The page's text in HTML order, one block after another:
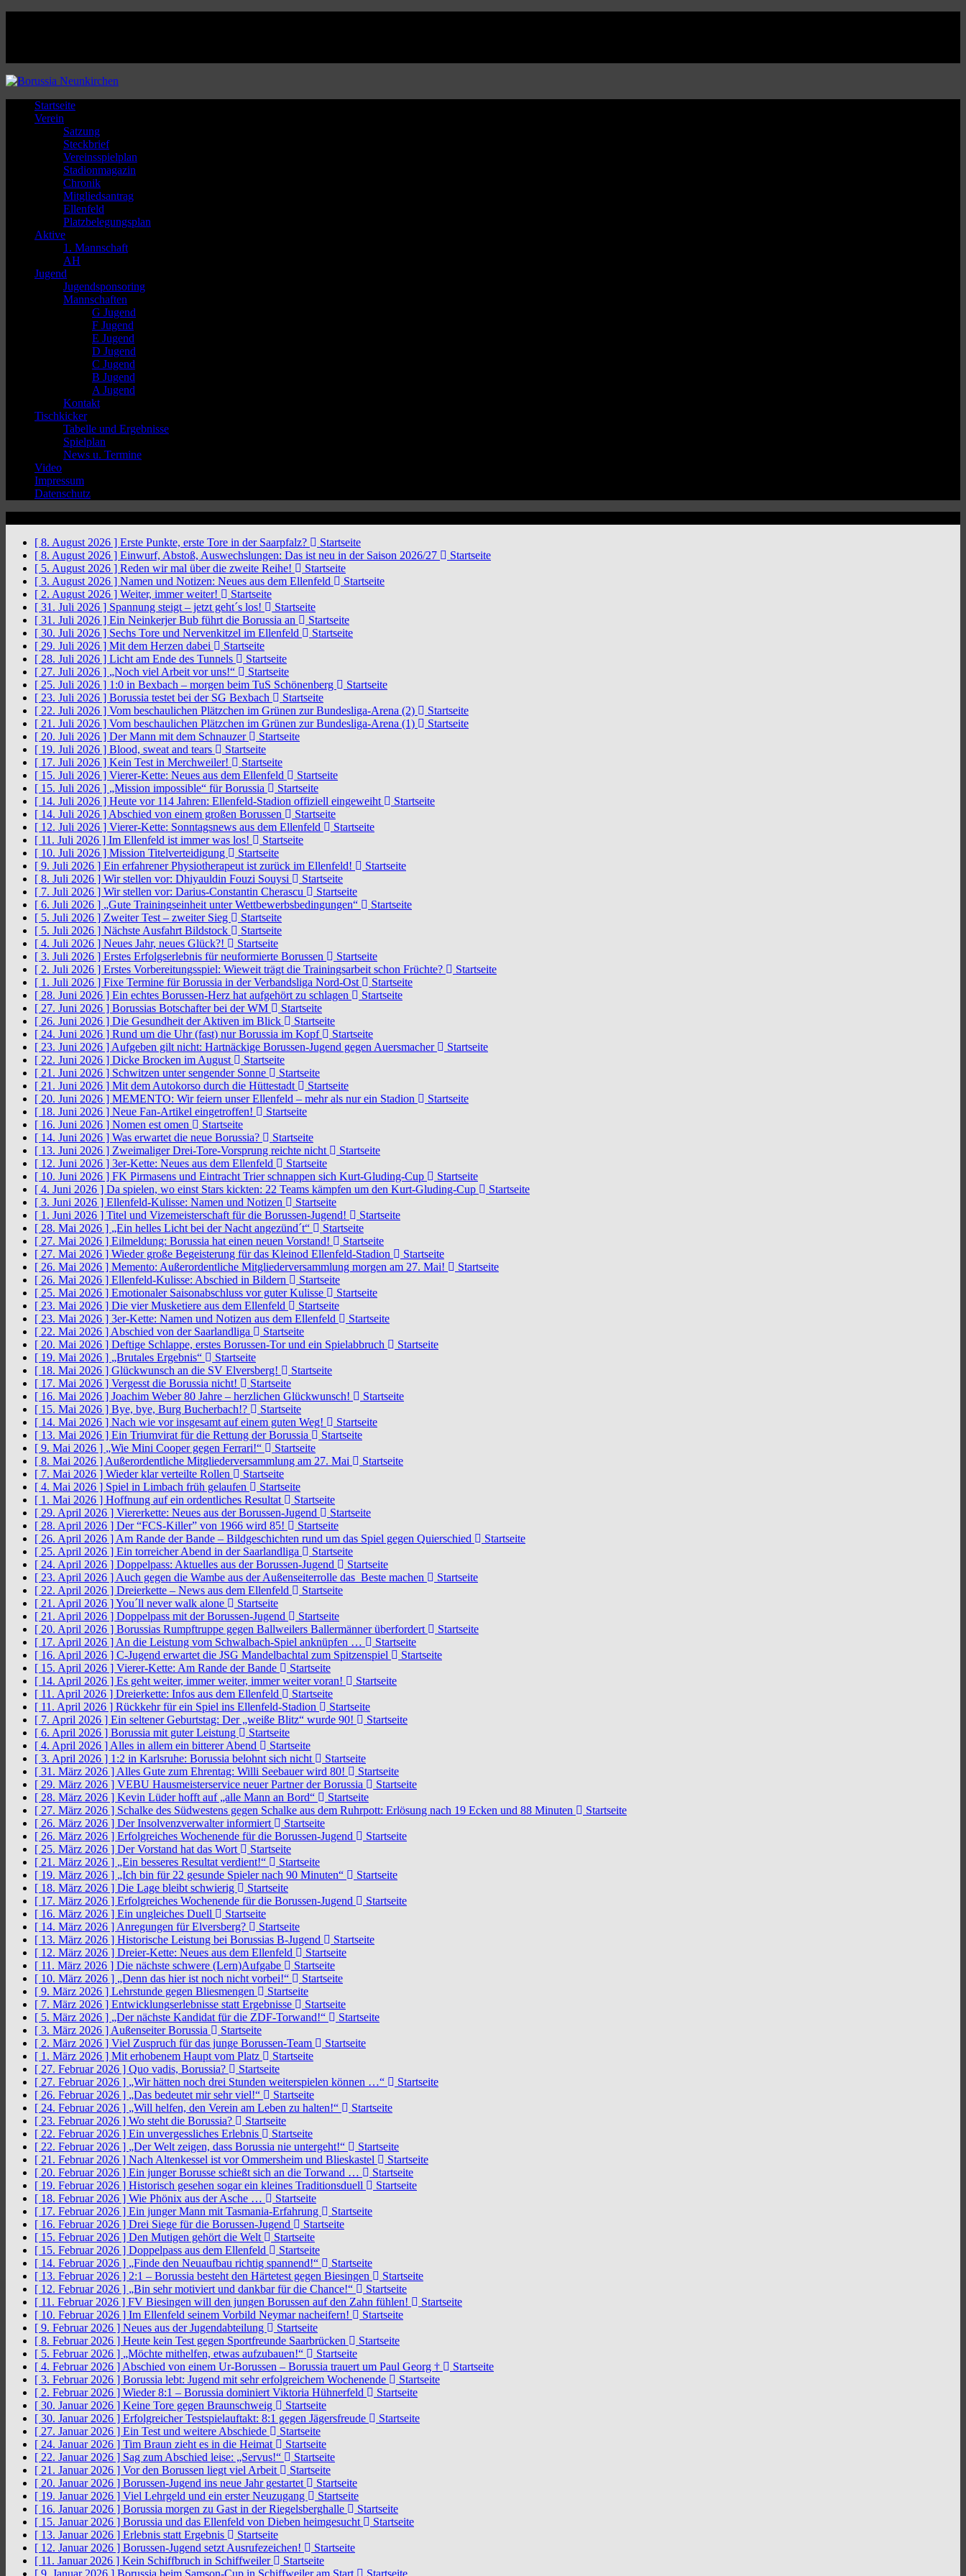
Startseite
Verein
Satzung
Steckbrief
Vereinsspielplan
Stadionmagazin
Chronik
Mitgliedsantrag
Ellenfeld
Platzbelegungsplan
Aktive
1. Mannschaft
AH
Jugend
Jugendsponsoring
Mannschaften
G Jugend
F Jugend
E Jugend
D Jugend
C Jugend
B Jugend
A Jugend
Kontakt
Tischkicker
Tabelle und Ergebnisse
Spielplan
News u. Termine
Video
Impressum
Datenschutz
[ 8. August 2026 ] Erste Punkte, erste Tore in der Saarpfalz?
Startseite
[ 8. August 2026 ] Einwurf, Abstoß, Auswechslungen: Das ist neu in der Saison 2026/27
Startseite
[ 5. August 2026 ] Reden wir mal über die zweite Reihe!
Startseite
[ 3. August 2026 ] Namen und Notizen: Neues aus dem Ellenfeld
Startseite
[ 2. August 2026 ] Weiter, immer weiter!
Startseite
[ 31. Juli 2026 ] Spannung steigt – jetzt geht´s los!
Startseite
[ 31. Juli 2026 ] Ein Neinkerjer Bub führt die Borussia an
Startseite
[ 30. Juli 2026 ] Sechs Tore und Nervenkitzel im Ellenfeld
Startseite
[ 29. Juli 2026 ] Mit dem Herzen dabei
Startseite
[ 28. Juli 2026 ] Licht am Ende des Tunnels
Startseite
[ 27. Juli 2026 ] „Noch viel Arbeit vor uns!“
Startseite
[ 25. Juli 2026 ] 1:0 in Bexbach – morgen beim TuS Schönenberg
Startseite
[ 23. Juli 2026 ] Borussia testet bei der SG Bexbach
Startseite
[ 22. Juli 2026 ] Vom beschaulichen Plätzchen im Grünen zur Bundesliga-Arena (2)
Startseite
[ 21. Juli 2026 ] Vom beschaulichen Plätzchen im Grünen zur Bundesliga-Arena (1)
Startseite
[ 20. Juli 2026 ] Der Mann mit dem Schnauzer
Startseite
[ 19. Juli 2026 ] Blood, sweat and tears
Startseite
[ 17. Juli 2026 ] Kein Test in Merchweiler!
Startseite
[ 15. Juli 2026 ] Vierer-Kette: Neues aus dem Ellenfeld
Startseite
[ 15. Juli 2026 ] „Mission impossible“ für Borussia
Startseite
[ 14. Juli 2026 ] Heute vor 114 Jahren: Ellenfeld-Stadion offiziell eingeweiht
Startseite
[ 14. Juli 2026 ] Abschied von einem großen Borussen
Startseite
[ 12. Juli 2026 ] Vierer-Kette: Sonntagsnews aus dem Ellenfeld
Startseite
[ 11. Juli 2026 ] Im Ellenfeld ist immer was los!
Startseite
[ 10. Juli 2026 ] Mission Titelverteidigung
Startseite
[ 9. Juli 2026 ] Ein erfahrener Physiotherapeut ist zurück im Ellenfeld!
Startseite
[ 8. Juli 2026 ] Wir stellen vor: Dhiyauldin Fouzi Souysi
Startseite
[ 7. Juli 2026 ] Wir stellen vor: Darius-Constantin Cherascu
Startseite
[ 6. Juli 2026 ] „Gute Trainingseinheit unter Wettbewerbsbedingungen“
Startseite
[ 5. Juli 2026 ] Zweiter Test – zweiter Sieg
Startseite
[ 5. Juli 2026 ] Nächste Ausfahrt Bildstock
Startseite
[ 4. Juli 2026 ] Neues Jahr, neues Glück?!
Startseite
[ 3. Juli 2026 ] Erstes Erfolgserlebnis für neuformierte Borussen
Startseite
[ 2. Juli 2026 ] Erstes Vorbereitungsspiel: Wieweit trägt die Trainingsarbeit schon Früchte?
Startseite
[ 1. Juli 2026 ] Fixe Termine für Borussia in der Verbandsliga Nord-Ost
Startseite
[ 28. Juni 2026 ] Ein echtes Borussen-Herz hat aufgehört zu schlagen
Startseite
[ 27. Juni 2026 ] Borussias Botschafter bei der WM
Startseite
[ 26. Juni 2026 ] Die Gesundheit der Aktiven im Blick
Startseite
[ 24. Juni 2026 ] Rund um die Uhr (fast) nur Borussia im Kopf
Startseite
[ 23. Juni 2026 ] Aufgeben gilt nicht: Hartnäckige Borussen-Jugend gegen Auersmacher
Startseite
[ 22. Juni 2026 ] Dicke Brocken im August
Startseite
[ 21. Juni 2026 ] Schwitzen unter sengender Sonne
Startseite
[ 21. Juni 2026 ] Mit dem Autokorso durch die Hüttestadt
Startseite
[ 20. Juni 2026 ] MEMENTO: Wir feiern unser Ellenfeld – mehr als nur ein Stadion
Startseite
[ 18. Juni 2026 ] Neue Fan-Artikel eingetroffen!
Startseite
[ 16. Juni 2026 ] Nomen est omen
Startseite
[ 14. Juni 2026 ] Was erwartet die neue Borussia?
Startseite
[ 13. Juni 2026 ] Zweimaliger Drei-Tore-Vorsprung reichte nicht
Startseite
[ 12. Juni 2026 ] 3er-Kette: Neues aus dem Ellenfeld
Startseite
[ 10. Juni 2026 ] FK Pirmasens und Eintracht Trier schnappen sich Kurt-Gluding-Cup
Startseite
[ 4. Juni 2026 ] Da spielen, wo einst Stars kickten: 22 Teams kämpfen um den Kurt-Gluding-Cup
Startseite
[ 3. Juni 2026 ] Ellenfeld-Kulisse: Namen und Notizen
Startseite
[ 1. Juni 2026 ] Titel und Vizemeisterschaft für die Borussen-Jugend!
Startseite
[ 28. Mai 2026 ] „Ein helles Licht bei der Nacht angezünd´t“
Startseite
[ 27. Mai 2026 ] Eilmeldung: Borussia hat einen neuen Vorstand!
Startseite
[ 27. Mai 2026 ] Wieder große Begeisterung für das Kleinod Ellenfeld-Stadion
Startseite
[ 26. Mai 2026 ] Memento: Außerordentliche Mitgliederversammlung morgen am 27. Mai!
Startseite
[ 26. Mai 2026 ] Ellenfeld-Kulisse: Abschied in Bildern
Startseite
[ 25. Mai 2026 ] Emotionaler Saisonabschluss vor guter Kulisse
Startseite
[ 23. Mai 2026 ] Die vier Musketiere aus dem Ellenfeld
Startseite
[ 23. Mai 2026 ] 3er-Kette: Namen und Notizen aus dem Ellenfeld
Startseite
[ 22. Mai 2026 ] Abschied von der Saarlandliga
Startseite
[ 20. Mai 2026 ] Deftige Schlappe, erstes Borussen-Tor und ein Spielabbruch
Startseite
[ 19. Mai 2026 ] „Brutales Ergebnis“
Startseite
[ 18. Mai 2026 ] Glückwunsch an die SV Elversberg!
Startseite
[ 17. Mai 2026 ] Vergesst die Borussia nicht!
Startseite
[ 16. Mai 2026 ] Joachim Weber 80 Jahre – herzlichen Glückwunsch!
Startseite
[ 15. Mai 2026 ] Bye, bye, Burg Bucherbach!?
Startseite
[ 14. Mai 2026 ] Nach wie vor insgesamt auf einem guten Weg!
Startseite
[ 13. Mai 2026 ] Ein Triumvirat für die Rettung der Borussia
Startseite
[ 9. Mai 2026 ] „Wie Mini Cooper gegen Ferrari!“
Startseite
[ 8. Mai 2026 ] Außerordentliche Mitgliederversammlung am 27. Mai
Startseite
[ 7. Mai 2026 ] Wieder klar verteilte Rollen
Startseite
[ 4. Mai 2026 ] Spiel in Limbach früh gelaufen
Startseite
[ 1. Mai 2026 ] Hoffnung auf ein ordentliches Resultat
Startseite
[ 29. April 2026 ] Viererkette: Neues aus der Borussen-Jugend
Startseite
[ 28. April 2026 ] Der “FCS-Killer” von 1966 wird 85!
Startseite
[ 26. April 2026 ] Am Rande der Bande – Bildgeschichten rund um das Spiel gegen Quierschied
Startseite
[ 25. April 2026 ] Ein torreicher Abend in der Saarlandliga
Startseite
[ 24. April 2026 ] Doppelpass: Aktuelles aus der Borussen-Jugend
Startseite
[ 23. April 2026 ] Auch gegen die Wambe aus der Außenseiterrolle das Beste machen
Startseite
[ 22. April 2026 ] Dreierkette – News aus dem Ellenfeld
Startseite
[ 21. April 2026 ]You´ll never walk alone
Startseite
[ 21. April 2026 ] Doppelpass mit der Borussen-Jugend
Startseite
[ 20. April 2026 ] Borussias Rumpftruppe gegen Ballweilers Ballermänner überfordert
Startseite
[ 17. April 2026 ] An die Leistung vom Schwalbach-Spiel anknüpfen …
Startseite
[ 16. April 2026 ] C-Jugend erwartet die JSG Mandelbachtal zum Spitzenspiel
Startseite
[ 15. April 2026 ] Vierer-Kette: Am Rande der Bande
Startseite
[ 14. April 2026 ] Es geht weiter, immer weiter, immer weiter voran!
Startseite
[ 11. April 2026 ] Dreierkette: Infos aus dem Ellenfeld
Startseite
[ 11. April 2026 ] Rückkehr für ein Spiel ins Ellenfeld-Stadion
Startseite
[ 7. April 2026 ] Ein seltener Geburtstag: Der „weiße Blitz“ wurde 90!
Startseite
[ 6. April 2026 ] Borussia mit guter Leistung
Startseite
[ 4. April 2026 ] Alles in allem ein bitterer Abend
Startseite
[ 3. April 2026 ] 1:2 in Karlsruhe: Borussia belohnt sich nicht
Startseite
[ 31. März 2026 ] Alles Gute zum Ehrentag: Willi Seebauer wird 80!
Startseite
[ 29. März 2026 ] VEBU Hausmeisterservice neuer Partner der Borussia
Startseite
[ 28. März 2026 ] Kevin Lüder hofft auf „alle Mann an Bord“
Startseite
[ 27. März 2026 ] Schalke des Südwestens gegen Schalke aus dem Ruhrpott: Erlösung nach 19 Ecken und 88 Minuten
Startseite
[ 26. März 2026 ] Der Insolvenzverwalter informiert
Startseite
[ 26. März 2026 ] Erfolgreiches Wochenende für die Borussen-Jugend
Startseite
[ 25. März 2026 ] Der Vorstand hat das Wort
Startseite
[ 21. März 2026 ] „Ein besseres Resultat verdient!“
Startseite
[ 19. März 2026 ] „Ich bin für 22 gesunde Spieler nach 90 Minuten“
Startseite
[ 18. März 2026 ] Die Lage bleibt schwierig
Startseite
[ 17. März 2026 ] Erfolgreiches Wochenende für die Borussen-Jugend
Startseite
[ 16. März 2026 ] Ein ungleiches Duell
Startseite
[ 14. März 2026 ] Anregungen für Elversberg?
Startseite
[ 13. März 2026 ] Historische Leistung bei Borussias B-Jugend
Startseite
[ 12. März 2026 ] Dreier-Kette: Neues aus dem Ellenfeld
Startseite
[ 11. März 2026 ] Die nächste schwere (Lern)Aufgabe
Startseite
[ 10. März 2026 ] „Denn das hier ist noch nicht vorbei!“
Startseite
[ 9. März 2026 ] Lehrstunde gegen Bliesmengen
Startseite
[ 7. März 2026 ] Entwicklungserlebnisse statt Ergebnisse
Startseite
[ 5. März 2026 ] „Der nächste Kandidat für die ZDF-Torwand!“
Startseite
[ 3. März 2026 ] Außenseiter Borussia
Startseite
[ 2. März 2026 ] Viel Zuspruch für das junge Borussen-Team
Startseite
[ 1. März 2026 ] Mit erhobenem Haupt vom Platz
Startseite
[ 27. Februar 2026 ] Quo vadis, Borussia?
Startseite
[ 27. Februar 2026 ] „Wir hätten noch drei Stunden weiterspielen können …“
Startseite
[ 26. Februar 2026 ] „Das bedeutet mir sehr viel!“
Startseite
[ 24. Februar 2026 ] „Will helfen, den Verein am Leben zu halten!“
Startseite
[ 23. Februar 2026 ] Wo steht die Borussia?
Startseite
[ 22. Februar 2026 ] Ein unvergessliches Erlebnis
Startseite
[ 22. Februar 2026 ] „Der Welt zeigen, dass Borussia nie untergeht!“
Startseite
[ 21. Februar 2026 ] Nach Altenkessel ist vor Ommersheim und Blieskastel
Startseite
[ 20. Februar 2026 ] Ein junger Borusse schießt sich an die Torwand …
Startseite
[ 19. Februar 2026 ] Historisch gesehen sogar ein kleines Traditionsduell
Startseite
[ 18. Februar 2026 ] Wie Phönix aus der Asche …
Startseite
[ 17. Februar 2026 ] Ein junger Mann mit Tasmania-Erfahrung
Startseite
[ 16. Februar 2026 ] Drei Siege für die Borussen-Jugend
Startseite
[ 15. Februar 2026 ] Den Mutigen gehört die Welt
Startseite
[ 15. Februar 2026 ] Doppelpass aus dem Ellenfeld
Startseite
[ 14. Februar 2026 ] „Finde den Neuaufbau richtig spannend!“
Startseite
[ 13. Februar 2026 ] 2:1 – Borussia besteht den Härtetest gegen Biesingen
Startseite
[ 12. Februar 2026 ] „Bin sehr motiviert und dankbar für die Chance!“
Startseite
[ 11. Februar 2026 ] FV Biesingen will den jungen Borussen auf den Zahn fühlen!
Startseite
[ 10. Februar 2026 ] Im Ellenfeld seinem Vorbild Neymar nacheifern!
Startseite
[ 9. Februar 2026 ] Neues aus der Jugendabteilung
Startseite
[ 8. Februar 2026 ] Heute kein Test gegen Sportfreunde Saarbrücken
Startseite
[ 5. Februar 2026 ] „Möchte mithelfen, etwas aufzubauen!“
Startseite
[ 4. Februar 2026 ] Abschied von einem Ur-Borussen – Borussia trauert um Paul Georg †
Startseite
[ 3. Februar 2026 ] Borussia lebt: Jugend mit sehr erfolgreichem Wochenende
Startseite
[ 2. Februar 2026 ] Wieder 8:1 – Borussia dominiert Viktoria Hühnerfeld
Startseite
[ 30. Januar 2026 ] Keine Tore gegen Braunschweig
Startseite
[ 30. Januar 2026 ] Erfolgreicher Testspielauftakt: 8:1 gegen Jägersfreude
Startseite
[ 27. Januar 2026 ] Ein Test und weitere Abschiede
Startseite
[ 24. Januar 2026 ] Tim Braun zieht es in die Heimat
Startseite
[ 22. Januar 2026 ] Sag zum Abschied leise: „Servus!“
Startseite
[ 21. Januar 2026 ] Vor den Borussen liegt viel Arbeit
Startseite
[ 20. Januar 2026 ] Borussen-Jugend ins neue Jahr gestartet
Startseite
[ 19. Januar 2026 ] Viel Lehrgeld und ein erster Neuzugang
Startseite
[ 16. Januar 2026 ] Borussia morgen zu Gast in der Riegelsberghalle
Startseite
[ 15. Januar 2026 ] Borussia und das Ellenfeld von Dieben heimgesucht
Startseite
[ 13. Januar 2026 ] Erlebnis statt Ergebnis
Startseite
[ 12. Januar 2026 ] Borussen-Jugend setzt Ausrufezeichen!
Startseite
[ 11. Januar 2026 ] Kein Schiffbruch in Schiffweiler
Startseite
[ 9. Januar 2026 ] Borussia beim Samson-Cup in Schiffweiler am Start Startseite